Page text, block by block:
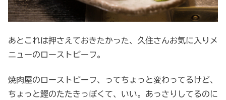
あとこれは押さえておきたかった、久住さんお気に入りメ
ニューのローストビーフ。
焼肉屋のローストビーフ、ってちょっと変わってるけど、
ちょっと鰹のたたきっぽくて、いい。あっさりしてるのに